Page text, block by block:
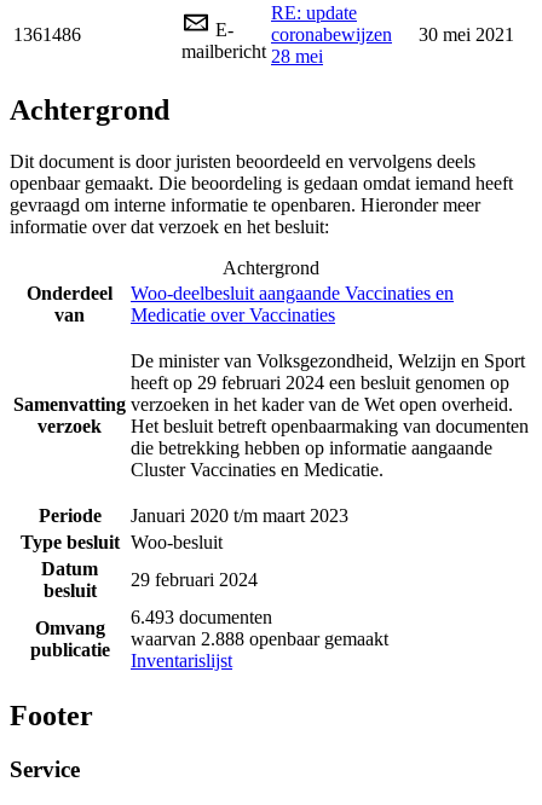
1361486
E-
mailbericht
RE: update
coronabewijzen
28 mei
30 mei 2021
Achtergrond
Dit document is door juristen beoordeeld en vervolgens deels
openbaar gemaakt. Die beoordeling is gedaan omdat iemand heeft
gevraagd om interne informatie te openbaren. Hieronder meer
informatie over dat verzoek en het besluit:
Achtergrond
Onderdeel
van
Woo-deelbesluit aangaande Vaccinaties en
Medicatie over Vaccinaties
Samenvatting
verzoek
De minister van Volksgezondheid, Welzijn en Sport
heeft op 29 februari 2024 een besluit genomen op
verzoeken in het kader van de Wet open overheid.
Het besluit betreft openbaarmaking van documenten
die betrekking hebben op informatie aangaande
Cluster Vaccinaties en Medicatie.
Periode
Januari 2020 t/m maart 2023
Type besluit Woo-besluit
Datum
besluit
29 februari 2024
Omvang
publicatie
6.493 documenten
waarvan 2.888 openbaar gemaakt
Inventarislijst
Footer
Service